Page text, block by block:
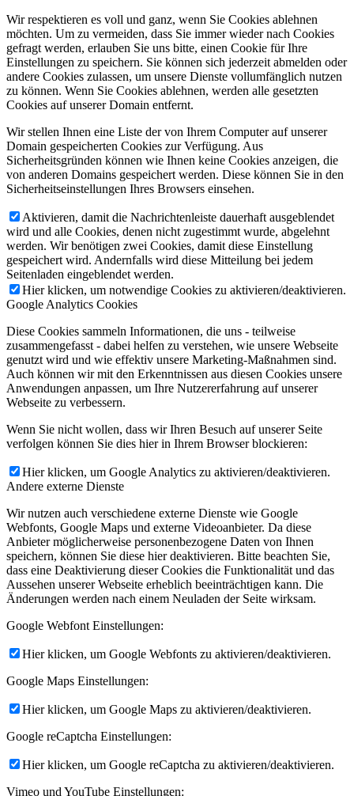
Wir respektieren es voll und ganz, wenn Sie Cookies ablehnen
möchten. Um zu vermeiden, dass Sie immer wieder nach Cookies
gefragt werden, erlauben Sie uns bitte, einen Cookie für Ihre
Einstellungen zu speichern. Sie können sich jederzeit abmelden oder
andere Cookies zulassen, um unsere Dienste vollumfänglich nutzen
zu können. Wenn Sie Cookies ablehnen, werden alle gesetzten
Cookies auf unserer Domain entfernt.
Wir stellen Ihnen eine Liste der von Ihrem Computer auf unserer
Domain gespeicherten Cookies zur Verfügung. Aus
Sicherheitsgründen können wie Ihnen keine Cookies anzeigen, die
von anderen Domains gespeichert werden. Diese können Sie in den
Sicherheitseinstellungen Ihres Browsers einsehen.
Aktivieren, damit die Nachrichtenleiste dauerhaft ausgeblendet
wird und alle Cookies, denen nicht zugestimmt wurde, abgelehnt
werden. Wir benötigen zwei Cookies, damit diese Einstellung
gespeichert wird. Andernfalls wird diese Mitteilung bei jedem
Seitenladen eingeblendet werden.
Hier klicken, um notwendige Cookies zu aktivieren/deaktivieren.
Google Analytics Cookies
Diese Cookies sammeln Informationen, die uns - teilweise
zusammengefasst - dabei helfen zu verstehen, wie unsere Webseite
genutzt wird und wie effektiv unsere Marketing-Maßnahmen sind.
Auch können wir mit den Erkenntnissen aus diesen Cookies unsere
Anwendungen anpassen, um Ihre Nutzererfahrung auf unserer
Webseite zu verbessern.
Wenn Sie nicht wollen, dass wir Ihren Besuch auf unserer Seite
verfolgen können Sie dies hier in Ihrem Browser blockieren:
Hier klicken, um Google Analytics zu aktivieren/deaktivieren.
Andere externe Dienste
Wir nutzen auch verschiedene externe Dienste wie Google
Webfonts, Google Maps und externe Videoanbieter. Da diese
Anbieter möglicherweise personenbezogene Daten von Ihnen
speichern, können Sie diese hier deaktivieren. Bitte beachten Sie,
dass eine Deaktivierung dieser Cookies die Funktionalität und das
Aussehen unserer Webseite erheblich beeinträchtigen kann. Die
Änderungen werden nach einem Neuladen der Seite wirksam.
Google Webfont Einstellungen:
Hier klicken, um Google Webfonts zu aktivieren/deaktivieren.
Google Maps Einstellungen:
Hier klicken, um Google Maps zu aktivieren/deaktivieren.
Google reCaptcha Einstellungen:
Hier klicken, um Google reCaptcha zu aktivieren/deaktivieren.
Vimeo und YouTube Einstellungen: